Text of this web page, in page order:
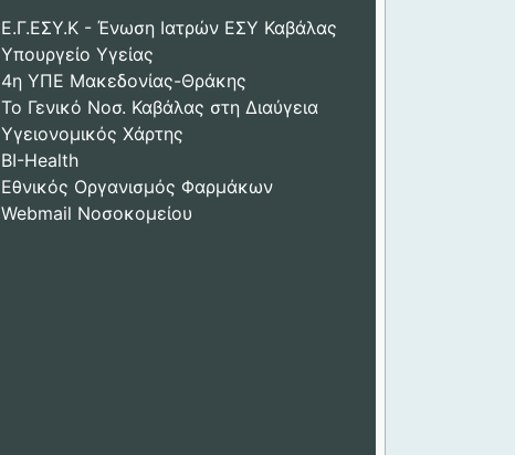
Ε.Γ.ΕΣΥ.Κ - Ένωση Ιατρών ΕΣΥ Καβάλας
Υπουργείο Υγείας
4η ΥΠΕ Μακεδονίας-Θράκης
Το Γενικό Νοσ. Καβάλας στη Διαύγεια
Υγειονομικός Χάρτης
BI-Health
Εθνικός Οργανισμός Φαρμάκων
Webmail Νοσοκομείου